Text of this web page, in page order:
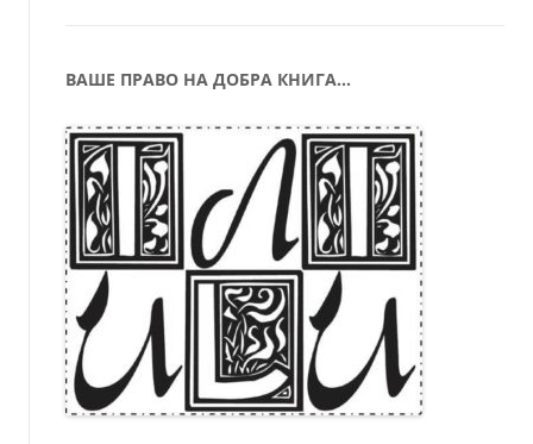
ВАШЕ ПРАВО НА ДОБРА КНИГА…